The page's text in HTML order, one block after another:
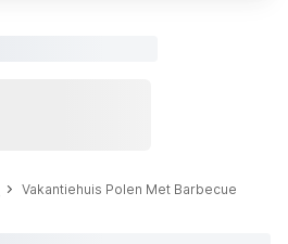
Vakantiehuis Polen Met Barbecue